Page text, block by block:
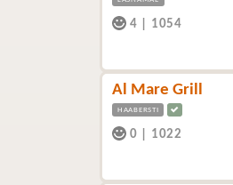
4 1054
Al Mare Grill
HAABERSTI
0 1022